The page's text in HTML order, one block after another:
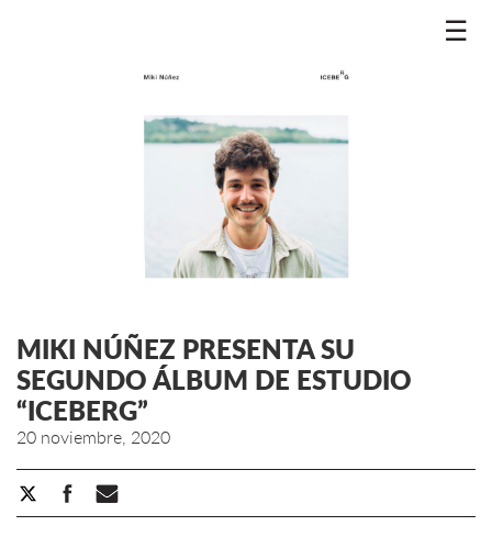
☰
MIKI NÚÑEZ PRESENTA SU
SEGUNDO ÁLBUM DE ESTUDIO
“ICEBERG”
20 noviembre, 2020